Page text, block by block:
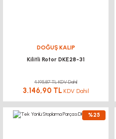
DOĞUŞ KALIP
Kilitli Rotor DKE28-31
4.195,87 TL KDV Dahil
3.146,90 TL KDV Dahil
%25